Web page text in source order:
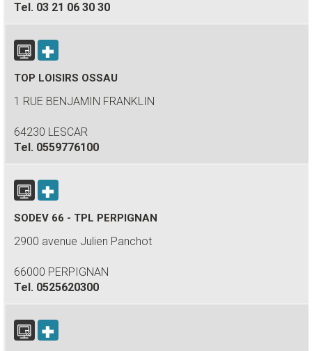
Tel. 03 21 06 30 30
TOP LOISIRS OSSAU
1 RUE BENJAMIN FRANKLIN
64230 LESCAR
Tel. 0559776100
SODEV 66 - TPL PERPIGNAN
2900 avenue Julien Panchot
66000 PERPIGNAN
Tel. 0525620300